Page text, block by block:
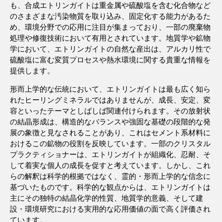
も、合成エトリンガイトは重金属や硫酸塩を含む化合物など
のさまざまな汚染物質を取り込み、固定化する能力があるた
め、環境分野での応用に注目が集まっており、一部の廃棄物
処理や修復技術において有用とされています。地質学や鉱物
学において、エトリンガイトの自然な産出は、アルカリ性で
硫酸塩に富む変質プロセスや熱水環境に関する貴重な情報を
提供します。
形而上学的な伝統において、エトリンガイトは最も広く知ら
れたヒーリングミネラルではありませんが、成長、安定、変
容といったテーマとしばしば関連付けられます。その放射状
の結晶形成は、構造的なバランスや強固な基礎の段階的な発
展の象徴と見なされることがあり、これはセメント系材料に
おけるこの鉱物の役割を反映しています。一部のクリスタル
プラクティショナーは、エトリンガイトが組織化、忍耐、そ
して着実な個人の成長を促すと考えています。しかし、これ
らの解釈は科学的根拠ではなく、霊的・形而上学的な信念に
基づいたものです。科学的な観点からは、エトリンガイトは
主にその独特の結晶化学的性質、地質学的意義、そして建
設・環境研究における実用的な応用価値の面で高く評価され
ています。